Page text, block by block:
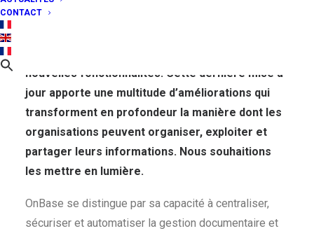
CONTACTManagement) d’Hyland Software, continue de
nouvelles fonctionnalités. Cette dernière mise à
jour apporte une multitude d’améliorations qui
transforment en profondeur la manière dont les
organisations peuvent organiser, exploiter et
partager leurs informations. Nous souhaitions
les mettre en lumière.
OnBase se distingue par sa capacité à centraliser,
sécuriser et automatiser la gestion documentaire et